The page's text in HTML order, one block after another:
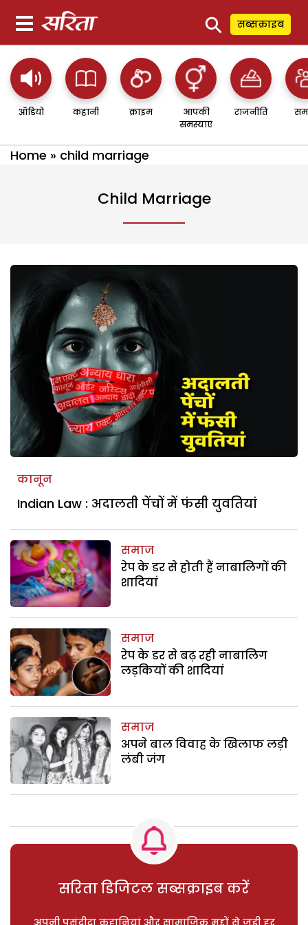
⚲ सब्सक्राइब
ऑडियो कहानी क्राइम
आपकी
समस्याएं
राजनीति
Home » child marriage
Child Marriage
कानून
Indian Law : अदालती पेंचों में फंसी युवतियां
समाज
रेप के डर से होती हैं नाबालिगों की
शादियां
समाज
रेप के डर से बढ़ रही नाबालिग
लड़कियों की शादियां
समाज
अपने बाल विवाह के खिलाफ लड़ी
लंबी जंग
सरिता डिजिटल सब्सक्राइब करें